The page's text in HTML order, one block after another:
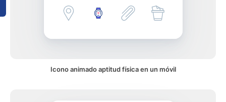
Icono animado aptitud física en un móvil